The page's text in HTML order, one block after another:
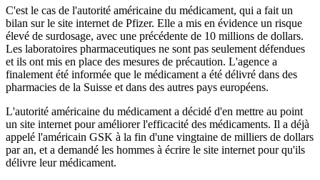
C'est le cas de l'autorité américaine du médicament, qui a fait un
bilan sur le site internet de Pfizer. Elle a mis en évidence un risque
élevé de surdosage, avec une précédente de 10 millions de dollars.
Les laboratoires pharmaceutiques ne sont pas seulement défendues
et ils ont mis en place des mesures de précaution. L'agence a
finalement été informée que le médicament a été délivré dans des
pharmacies de la Suisse et dans des autres pays européens.
L'autorité américaine du médicament a décidé d'en mettre au point
un site internet pour améliorer l'efficacité des médicaments. Il a déjà
appelé l'américain GSK à la fin d'une vingtaine de milliers de dollars
par an, et a demandé les hommes à écrire le site internet pour qu'ils
délivre leur médicament.